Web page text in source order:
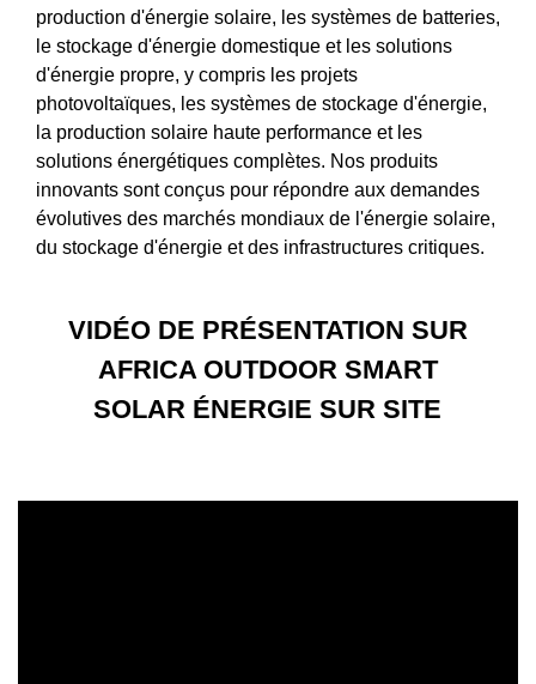
production d'énergie solaire, les systèmes de batteries,
le stockage d'énergie domestique et les solutions
d'énergie propre, y compris les projets
photovoltaïques, les systèmes de stockage d'énergie,
la production solaire haute performance et les
solutions énergétiques complètes. Nos produits
innovants sont conçus pour répondre aux demandes
évolutives des marchés mondiaux de l'énergie solaire,
du stockage d'énergie et des infrastructures critiques.
VIDÉO DE PRÉSENTATION SUR
AFRICA OUTDOOR SMART
SOLAR ÉNERGIE SUR SITE